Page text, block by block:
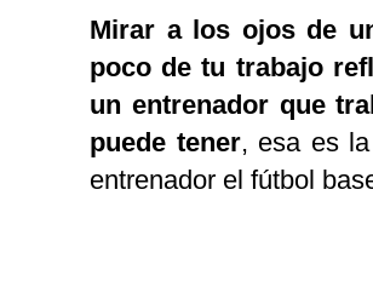
Mirar a los ojos de
poco de tu trabajo
un entrenador que
puede tener, esa es
entrenador el fútbol